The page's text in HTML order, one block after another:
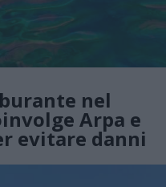
nel
Arpa e
evitare danni